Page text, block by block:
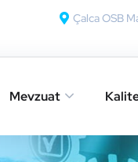
Çalca OSB
Mevzuat